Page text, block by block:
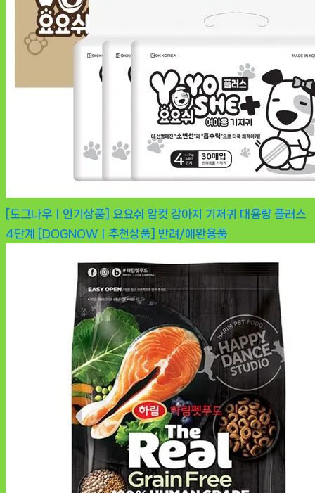
[도그나우ㅣ인기상품] 요요쉬 암컷 강아지 기저귀 대용량 플러스
4단계 [DOGNOWㅣ추천상품] 반려/애완용품